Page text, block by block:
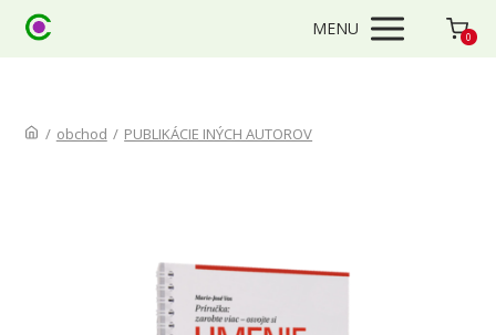
MENU 0
/ obchod / PUBLIKÁCIE INÝCH AUTOROV